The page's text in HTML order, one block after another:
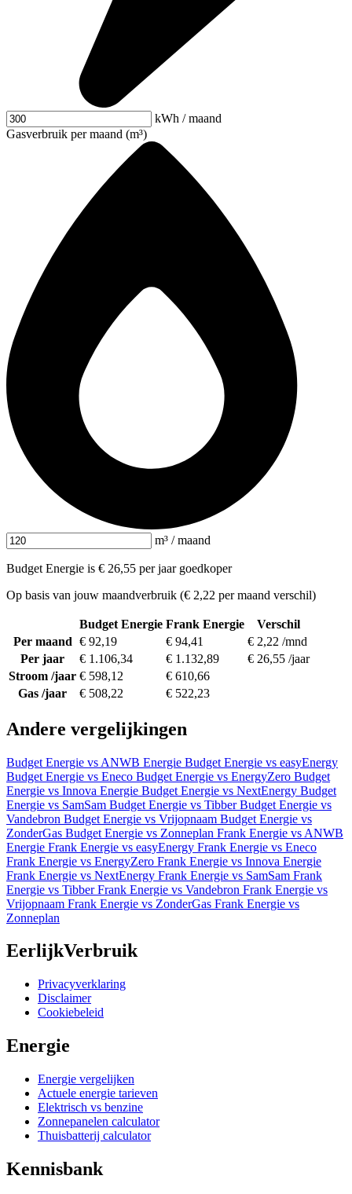
kWh / maand
Gasverbruik per maand (m³)
m³ / maand
Budget Energie is € 26,55 per jaar goedkoper
Op basis van jouw maandverbruik (€ 2,22 per maand verschil)
Budget Energie Frank Energie
Verschil
Per maand € 92,19 € 94,41
€ 2,22 /mnd
Per jaar
€ 1.106,34 € 1.132,89
€ 26,55 /jaar
Stroom /jaar € 598,12
€ 610,66
Gas /jaar
€ 508,22 € 522,23
Andere vergelijkingen
Budget Energie vs ANWB Energie Budget Energie vs easyEnergy
Budget Energie vs Eneco Budget Energie vs EnergyZero Budget
Energie vs Innova Energie Budget Energie vs NextEnergy Budget
Energie vs SamSam Budget Energie vs TibberBudget Energie vs
Vandebron Budget Energie vs Vrijopnaam Budget Energie vs
ZonderGas Budget Energie vs Zonneplan Frank Energie vs ANWB
Energie Frank Energie vs easyEnergy Frank Energie vs Eneco
Frank Energie vs EnergyZero Frank Energie vs Innova Energie
Frank Energie vs NextEnergy Frank Energie vs SamSam Frank
Energie vs TibberFrank Energie vs Vandebron Frank Energie vs
Vrijopnaam Frank Energie vs ZonderGas Frank Energie vs
Zonneplan
EerlijkVerbruik
Privacyverklaring
Disclaimer
Cookiebeleid
Energie
Energie vergelijken
Actuele energie tarieven
Elektrisch vs benzine
Zonnepanelen calculator
Thuisbatterij calculator
Kennisbank